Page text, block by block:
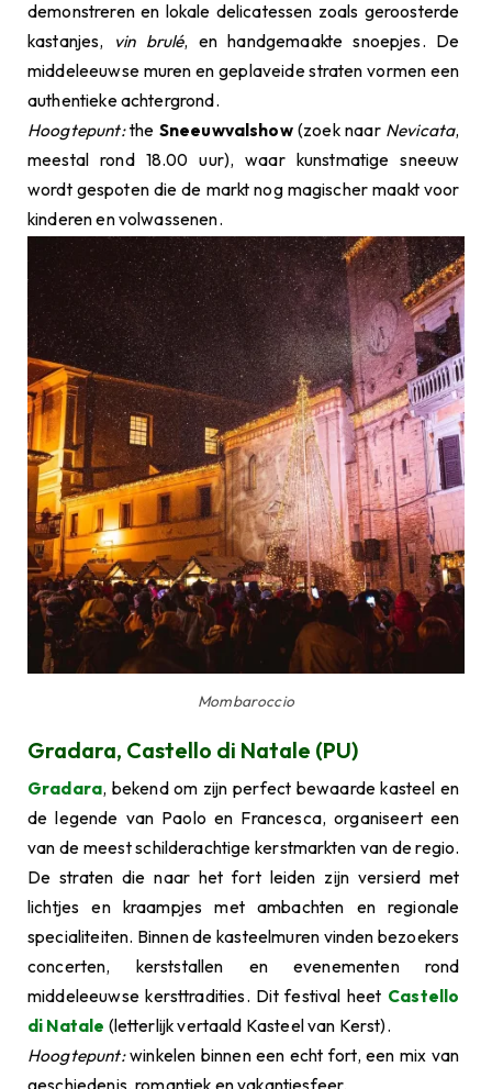
demonstreren en lokale delicatessen zoals geroosterde
kastanjes,
vin brulé, en handgemaakte snoepjes. De
middeleeuwse muren en geplaveide straten vormen een
authentieke achtergrond.
Hoogtepunt:the Sneeuwvalshow(zoek naar Nevicata,
meestal rond 18.00 uur), waar kunstmatige sneeuw
wordt gespoten die de markt nog magischer maakt voor
kinderen en volwassenen.
Mombaroccio
Gradara, Castello di Natale (PU)
Gradara, bekend om zijn perfect bewaarde kasteel en
de legende van Paolo en Francesca, organiseert een
van de meest schilderachtige kerstmarkten van de regio.
De straten die naar het fort leiden zijn versierd met
lichtjes en kraampjes met ambachten en regionale
specialiteiten. Binnen de kasteelmuren vinden bezoekers
concerten, kerststallen en evenementen rond
middeleeuwse kersttradities. Dit festival heet Castello
di Natale (letterlijk vertaald Kasteel van Kerst).
Hoogtepunt:winkelen binnen een echt fort, een mix van